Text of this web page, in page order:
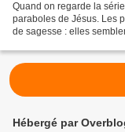
Quand on regarde la
paraboles de Jésus. Les
de sagesse : elles
Hébergé par